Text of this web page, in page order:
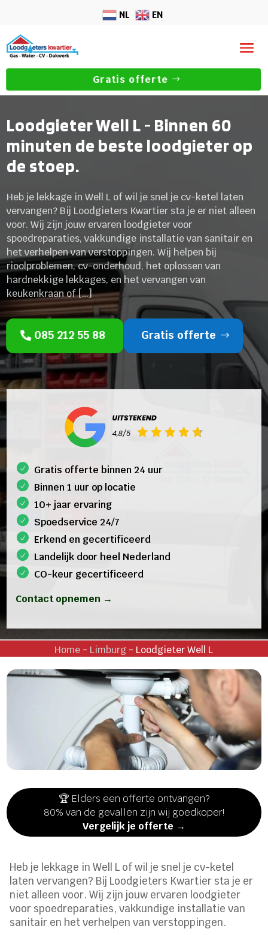
NL EN
Gratis offerte
Loodgieter Well L - Binnen 60
minuten de beste loodgieter op
de stoep.
Heb je lekkage in Well L of wil je snel je cv-ketel laten
vervangen? Bij Loodgieters Kwartier sta je er niet alleen
voor. Wij zijn jouw ervaren loodgieter voor
spoedreparaties, vakkundige installatie van sanitair en
het verhelpen van verstoppingen. Wij helpen bij
rioolproblemen, cv-onderhoud, het oplossen van
hardnekkige lekkages, en het vervangen van
keukenkraan of […]
085 212 55 88 Gratis offerte
Gratis offerte binnen 24 uur
Binnen 1 uur op locatie
10+ jaar ervaring
Spoedservice 24/7
Erkend en gecertificeerd
Landelijk door heel Nederland
CO-keur gecertificeerd
Contact opnemen →
Home - Limburg - Loodgieter Well L
🏆 Elders een offerte ontvangen?
80% van de gevallen zijn wij goedkoper!
Vergelijk je offerte →
Heb je lekkage in Well L of wil je snel je cv-ketel
laten vervangen? Bij Loodgieters Kwartier sta je er
niet alleen voor. Wij zijn jouw ervaren loodgieter
voor spoedreparaties, vakkundige installatie van
sanitair en het verhelpen van verstoppingen.